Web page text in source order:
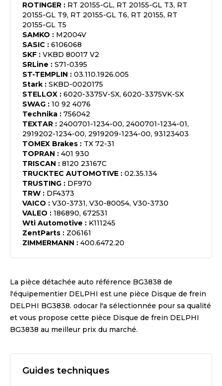
ROTINGER : RT 20155-GL, RT 20155-GL T3, RT
20155-GL T9, RT 20155-GL T6, RT 20155, RT
20155-GL T5
SAMKO : M2004V
SASIC : 6106068
SKF : VKBD 80017 V2
SRLine : S71-0395
ST-TEMPLIN : 03.110.1926.005
Stark : SKBD-0020175
STELLOX : 6020-3375V-SX, 6020-3375VK-SX
SWAG : 10 92 4076
Technika : 756042
TEXTAR : 2400701-1234-00, 2400701-1234-01,
2919202-1234-00, 2919209-1234-00, 93123403
TOMEX Brakes : TX 72-31
TOPRAN : 401 930
TRISCAN : 8120 23167C
TRUCKTEC AUTOMOTIVE : 02.35.134
TRUSTING : DF970
TRW : DF4373
VAICO : V30-3731, V30-80054, V30-3730
VALEO : 186890, 672531
Wti Automotive : K111245
ZentParts : Z06161
ZIMMERMANN : 400.6472.20
La pièce détachée auto référence BG3838 de
l'équipementier DELPHI est une pièce Disque de frein
DELPHI BG3838. odocar l'a sélectionnée pour sa qualité
et vous propose cette pièce Disque de frein DELPHI
BG3838 au meilleur prix du marché.
Guides techniques